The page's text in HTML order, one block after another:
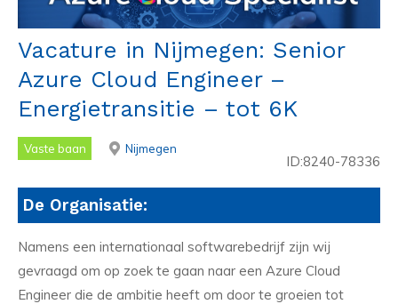
Vacature in Nijmegen: Senior
Azure Cloud Engineer –
Energietransitie – tot 6K
Vaste baan Nijmegen
ID:8240-78336
De Organisatie:
Namens een internationaal softwarebedrijf zijn wij
gevraagd om op zoek te gaan naar een Azure Cloud
Engineer die de ambitie heeft om door te groeien tot